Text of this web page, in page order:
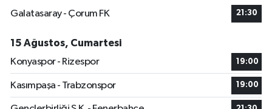
Galatasaray - Çorum FK
21:30
15 Ağustos, Cumartesi
Konyaspor - Rizespor
19:00
Kasımpaşa - Trabzonspor 19:00